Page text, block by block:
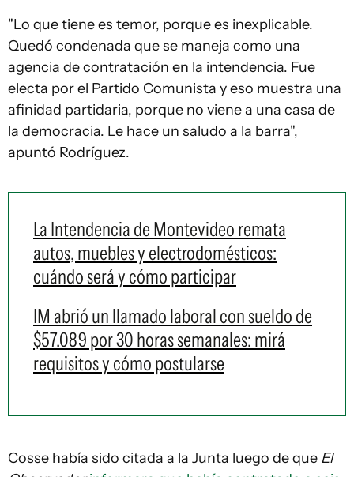
"Lo que tiene es temor, porque es inexplicable.
Quedó condenada que se maneja como una
agencia de contratación en la intendencia. Fue
electa por el Partido Comunista y eso muestra una
afinidad partidaria, porque no viene a una casa de
la democracia. Le hace un saludo a la barra",
apuntó Rodríguez.
La Intendencia de Montevideo remata
autos, muebles y electrodomésticos:
cuándo será y cómo participar
IM abrió un llamado laboral con sueldo de
$57.089 por 30 horas semanales: mirá
requisitos y cómo postularse
Cosse había sido citada a la Junta luego de que El